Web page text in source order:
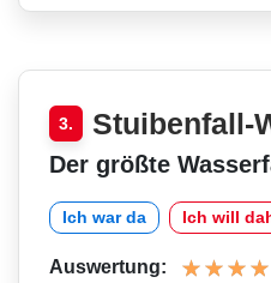
3. Stuibenfall-
Der größte
Ich war da Ich will
Auswertung: